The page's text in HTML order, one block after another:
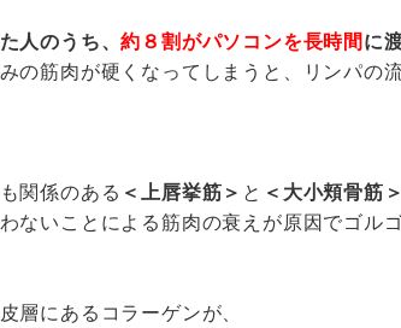
人のうち、約８割がパソコンを長時間に
の筋肉が硬くなってしまうと、リンパの
関係のある ＜上唇挙筋＞ と ＜大小頬骨筋＞
ないことによる筋肉の衰えが原因でゴル
層にあるコラーゲンが、